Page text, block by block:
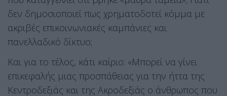
δεν δημοσιοποιεί πως χρηματοδοτεί κόμμα με
ακριβές επικοινωνιακές καμπάνιες και
πανελλαδικό δίκτυο;
Και για το τέλος, κάτι καίριο: «Μπορεί να γίνει
επικεφαλής μιας προσπάθειας για την ήττα της
Κεντροδεξιάς και της Ακροδεξιάς ο άνθρωπος που